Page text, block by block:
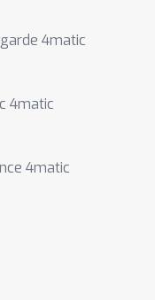
4matic
4matic
4matic